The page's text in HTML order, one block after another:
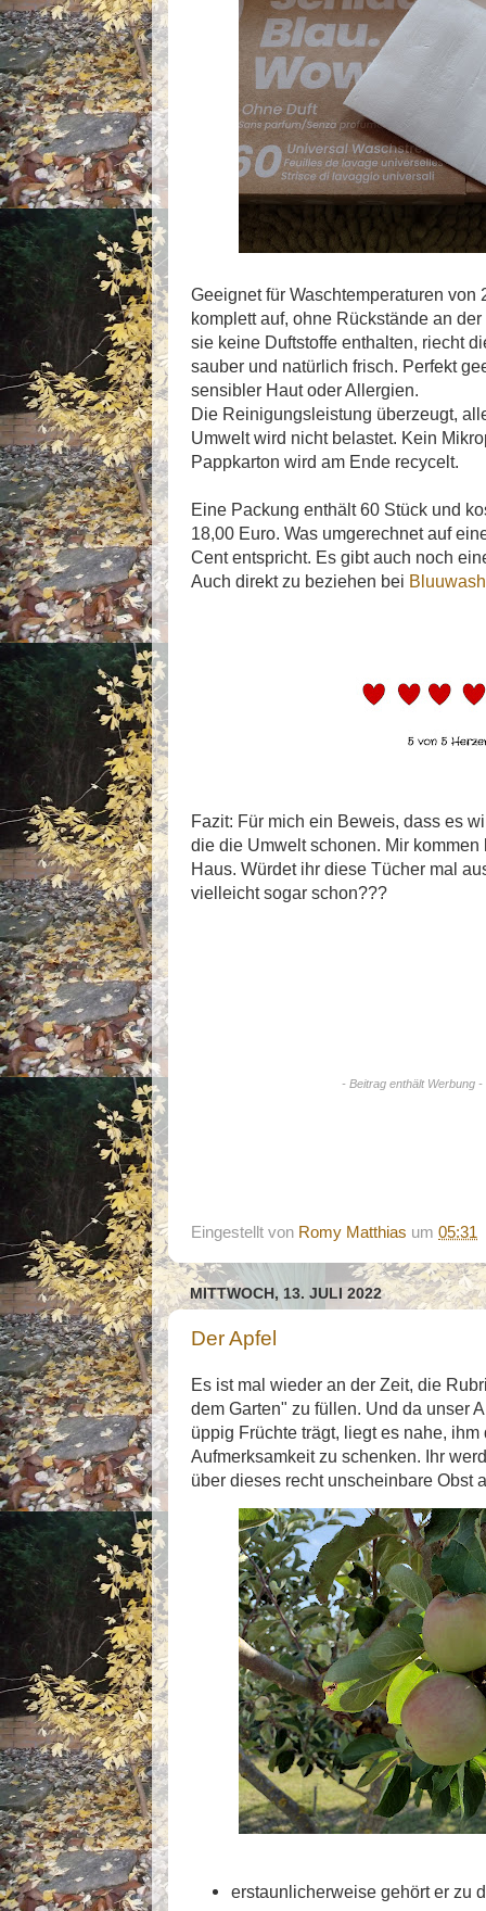
Geeignet für Waschtemperaturen von
komplett auf, ohne Rückstände an
sie keine Duftstoffe enthalten, riecht
sauber und natürlich frisch. Perfekt
sensibler Haut oder Allergien.
Die Reinigungsleistung überzeugt,
Umwelt wird nicht belastet. Kein
Pappkarton wird am Ende recycelt.
Eine Packung enthält 60 Stück und
18,00 Euro. Was umgerechnet auf
Cent entspricht. Es gibt auch noch
Auch direkt zu beziehen bei Bluuwash
Fazit: Für mich ein Beweis, dass es
die die Umwelt schonen. Mir
Haus. Würdet ihr diese Tücher mal
vielleicht sogar schon???
- Beitrag enthält Werbung -
Eingestellt von Romy Matthias um 05:31
MITTWOCH, 13. JULI 2022
Der Apfel
Es ist mal wieder an der Zeit, die
dem Garten" zu füllen. Und da unser
üppig Früchte trägt, liegt es nahe,
Aufmerksamkeit zu schenken. Ihr
über dieses recht unscheinbare Obst
erstaunlicherweise gehört er zu